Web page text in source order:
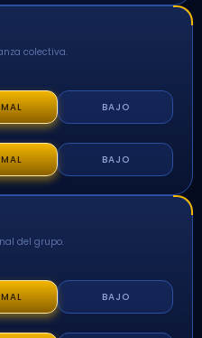
colectiva.
BAJO
BAJO
del grupo.
BAJO